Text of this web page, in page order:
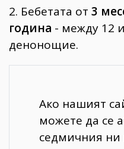
2. Бебетата от 3
година - между 12
денонощие.
Ако нашият
можете да се
седмичния ни